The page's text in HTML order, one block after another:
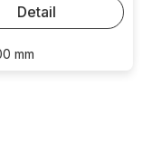
Detail
mm